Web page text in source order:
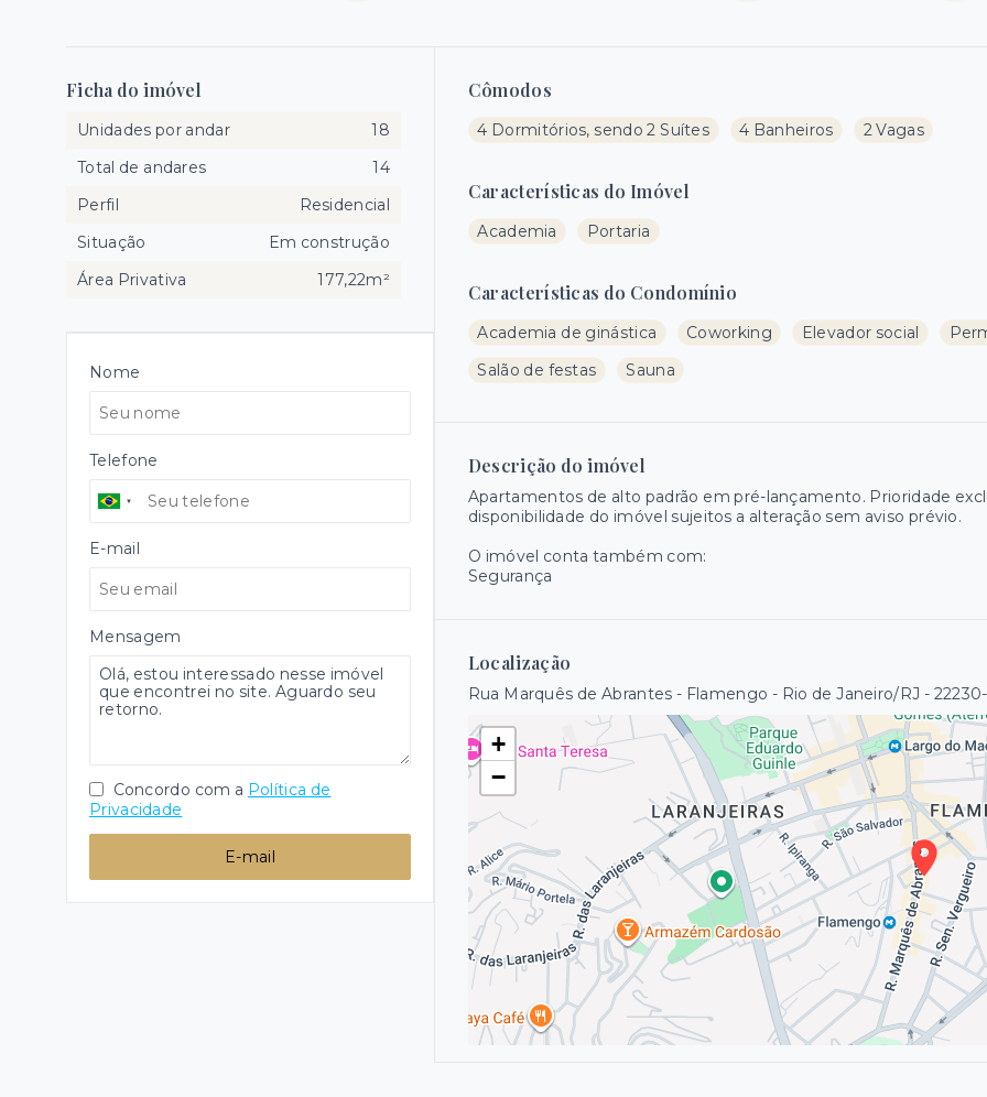
Cômodos
4 Dormitórios, sendo 2 Suítes 4 Banheiros 2 Vagas
Características do Imóvel
Academia Portaria
Características do Condomínio
Academia de ginástica Coworking Elevador social
Salão de festas
Sauna
Descrição do imóvel
Apartamentos de alto padrão em pré-lançamento. Prioridade
disponibilidade do imóvel sujeitos a alteração sem aviso prévio.
O imóvel conta também com:
Segurança
Localização
Rua Marquês de Abrantes - Flamengo - Rio de Janeiro/RJ -
+
−
Ficha do imóvel
Unidades por andar
18
Total de andares
14
Perfil
Residencial
Situação
Em construção
Área Privativa
177,22m²
Nome
Telefone
E-mail
Mensagem
Concordo com a Política de
Privacidade
E-mail